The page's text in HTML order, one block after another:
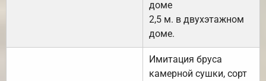
доме
2,5 м. в двухэтажном
доме.
Имитация бруса
камерной сушки, сорт